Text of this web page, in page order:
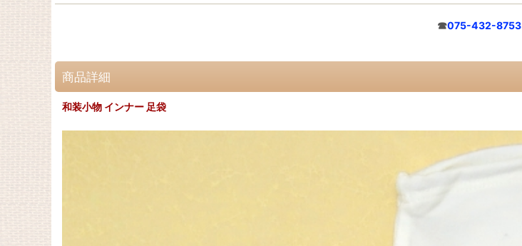
☎075-432-8753
商品詳細
和装小物 インナー 足袋